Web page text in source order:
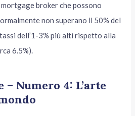
broker che possono
non superano il 50% del
dell’1-3% più alti rispetto alla
6.5%).
Numero 4: L’arte